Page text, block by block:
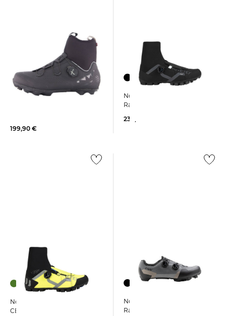
Northwave | Herren
199,90 €
Northwave | Herren
Radschuhe CELSIUS XT GTX
239,99 €
Northwave | Radschuhe
CELSIUS XT ARCTIC GTX
Northwave | Herren
Radschuhe EXTREME XT